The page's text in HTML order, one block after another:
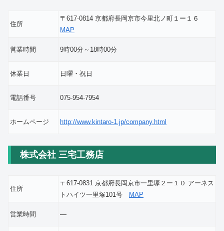
住所
〒617-0814 京都府長岡京市今里北ノ町１ー１６
MAP
営業時間 9時00分～18時00分
休業日 日曜・祝日
電話番号 075-954-7954
ホームページ http://www.kintaro-1.jp/company.html
株式会社 三宅工務店
住所
〒617-0831 京都府長岡京市一里塚２ー１０ アーネス
トハイツ一里塚101号 MAP
営業時間 ―